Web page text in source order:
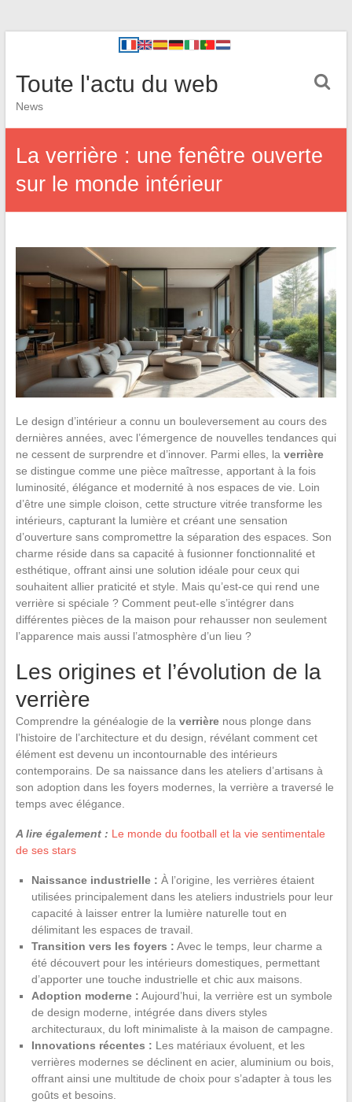
Toute l'actu du web
News
La verrière : une fenêtre ouverte
sur le monde intérieur
Le design d’intérieur a connu un bouleversement au cours des
dernières années, avec l’émergence de nouvelles tendances qui
ne cessent de surprendre et d’innover. Parmi elles, la verrière
se distingue comme une pièce maîtresse, apportant à la fois
luminosité, élégance et modernité à nos espaces de vie. Loin
d’être une simple cloison, cette structure vitrée transforme les
intérieurs, capturant la lumière et créant une sensation
d’ouverture sans compromettre la séparation des espaces. Son
charme réside dans sa capacité à fusionner fonctionnalité et
esthétique, offrant ainsi une solution idéale pour ceux qui
souhaitent allier praticité et style. Mais qu’est-ce qui rend une
verrière si spéciale ? Comment peut-elle s’intégrer dans
différentes pièces de la maison pour rehausser non seulement
l’apparence mais aussi l’atmosphère d’un lieu ?
Les origines et l’évolution de la
verrière
Comprendre la généalogie de la verrièrenous plonge dans
l’histoire de l’architecture et du design, révélant comment cet
élément est devenu un incontournable des intérieurs
contemporains. De sa naissance dans les ateliers d’artisans à
son adoption dans les foyers modernes, la verrière a traversé le
temps avec élégance.
A lire également : Le monde du football et la vie sentimentale
de ses stars
Naissance industrielle : À l’origine, les verrières étaient
utilisées principalement dans les ateliers industriels pour leur
capacité à laisser entrer la lumière naturelle tout en
délimitant les espaces de travail.
Transition vers les foyers : Avec le temps, leur charme a
été découvert pour les intérieurs domestiques, permettant
d’apporter une touche industrielle et chic aux maisons.
Adoption moderne : Aujourd’hui, la verrière est un symbole
de design moderne, intégrée dans divers styles
architecturaux, du loft minimaliste à la maison de campagne.
Innovations récentes : Les matériaux évoluent, et les
verrières modernes se déclinent en acier, aluminium ou bois,
offrant ainsi une multitude de choix pour s’adapter à tous les
goûts et besoins.